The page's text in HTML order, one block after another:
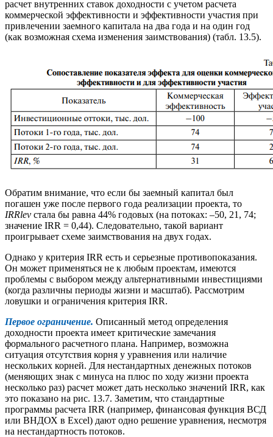
расчет внутренних ставок доходности с учетом расчета
коммерческой эффективности и эффективности участия при
привлечении заемного капитала на два года и на один год
(как возможная схема изменения заимствования) (табл. 13.5).
Обратим внимание, что если бы заемный капитал был
погашен уже после первого года реализации проекта, то
IRRlev стала бы равна 44% годовых (на потоках: –50, 21, 74;
значение IRR = 0,44). Следовательно, такой вариант
проигрывает схеме заимствования на двух годах.
Однако у критерия IRR есть и серьезные противопоказания.
Он может применяться не к любым проектам, имеются
проблемы с выбором между альтернативными инвестициями
(когда различны периоды жизни и масштаб). Рассмотрим
ловушки и ограничения критерия IRR.
Первое ограничение. Описанный метод определения
доходности проекта имеет критические замечания
формального расчетного плана. Например, возможна
ситуация отсутствия корня у уравнения или наличие
нескольких корней. Для нестандартных денежных потоков
(меняющих знак с минуса на плюс по ходу жизни проекта
несколько раз) расчет может дать несколько значений IRR, как
это показано на рис. 13.7. Заметим, что стандартные
программы расчета IRR (например, финансовая функция ВСД
или ВНДОХ в Excel) дают одно решение уравнения, несмотря
на нестандартность потоков.